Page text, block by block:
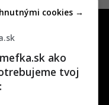
miesto na
ako
tvoj
cookies →